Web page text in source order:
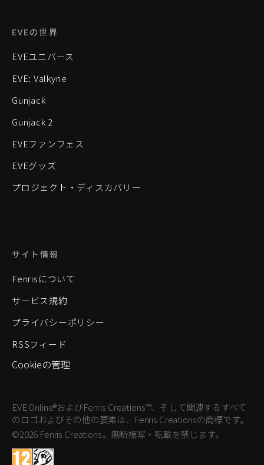
EVEの世界
EVEユニバース
EVE: Valkyrie
Gunjack
Gunjack 2
EVEファンフェス
EVEグッズ
プロジェクト・ディスカバリー
サイト情報
Fenrisについて
サービス規約
プライバシーポリシー
RSSフィード
Cookieの管理
EVE Online®およびFenris Creations™、そして関連するすべて
のロゴおよびその他の要素は、Fenris Creationsの商標です。
©2026 Fenris Creations。無断複写・転載を禁じます。